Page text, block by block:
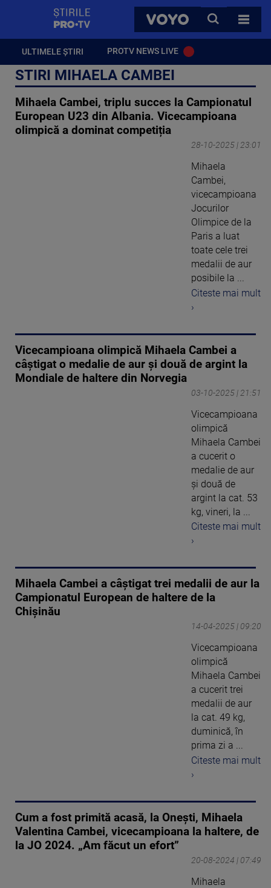
VOYO
CAUTA
TOATE
ULTIMELE ȘTIRI PROTV NEWS LIVE
STIRI MIHAELA CAMBEI
Mihaela Cambei, triplu succes la Campionatul
European U23 din Albania. Vicecampioana
olimpică a dominat competiția
28-10-2025 | 23:01
Mihaela
Cambei,
vicecampioana
Jocurilor
Olimpice de la
Paris a luat
toate cele trei
medalii de aur
posibile la ...
Citeste mai mult
›
Vicecampioana olimpică Mihaela Cambei a
câștigat o medalie de aur și două de argint la
Mondiale de haltere din Norvegia
03-10-2025 | 21:51
Vicecampioana
olimpică
Mihaela Cambei
a cucerit o
medalie de aur
și două de
argint la cat. 53
kg, vineri, la ...
Citeste mai mult
›
Mihaela Cambei a câștigat trei medalii de aur la
Campionatul European de haltere de la
Chișinău
14-04-2025 | 09:20
Vicecampioana
olimpică
Mihaela Cambei
a cucerit trei
medalii de aur
la cat. 49 kg,
duminică, în
prima zi a ...
Citeste mai mult
›
Cum a fost primită acasă, la Onești, Mihaela
Valentina Cambei, vicecampioana la haltere, de
la JO 2024. „Am făcut un efort”
20-08-2024 | 07:49
Mihaela